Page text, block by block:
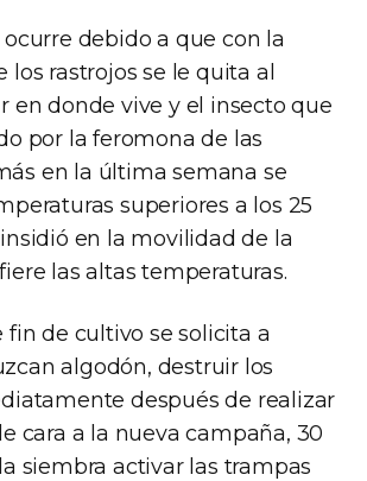
debido a que con la
los rastrojos se le quita al
en donde vive y el insecto que
por la feromona de las
en la última semana se
superiores a los 25
en la movilidad de la
las altas temperaturas.
fin de cultivo se solicita a
algodón, destruir los
después de realizar
cara a la nueva campaña, 30
siembra activar las trampas